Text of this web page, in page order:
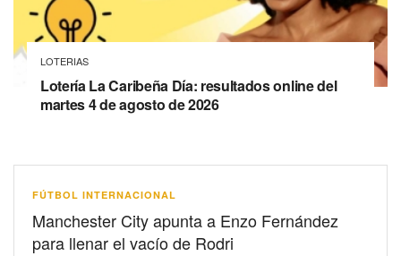
LOTERIAS
Lotería La Caribeña Día: resultados online del
martes 4 de agosto de 2026
FÚTBOL INTERNACIONAL
Manchester City apunta a Enzo Fernández
para llenar el vacío de Rodri